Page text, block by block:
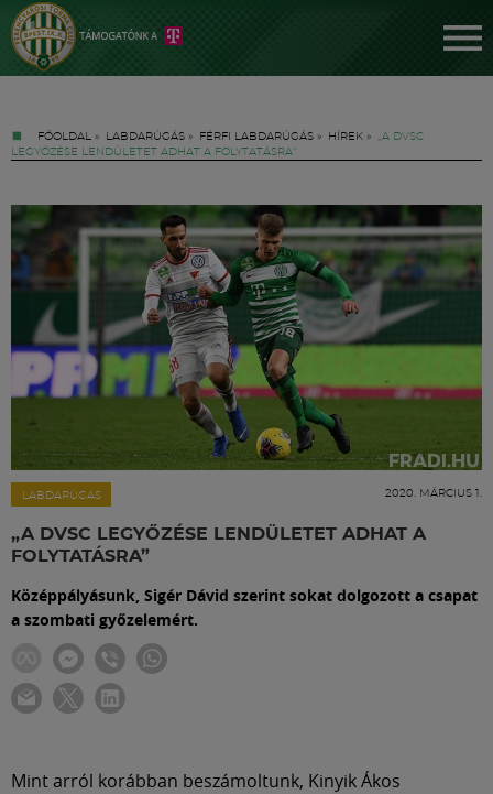
FŐOLDAL » LABDARÚGÁS » FÉRFI LABDARÚGÁS » HÍREK » „A DVSC
LEGYŐZÉSE LENDÜLETET ADHAT A FOLYTATÁSRA”
LABDARÚGÁS 2020. MÁRCIUS 1.
„A DVSC LEGYŐZÉSE LENDÜLETET ADHAT A
FOLYTATÁSRA”
Középpályásunk, Sigér Dávid szerint sokat dolgozott a csapat
a szombati győzelemért.
Mint arról korábban beszámoltunk, Kinyik Ákos
Jegyek
FM YouTube +
Hírek
Labdarúgás
Meccscenter
Klub
Szolgáltatások